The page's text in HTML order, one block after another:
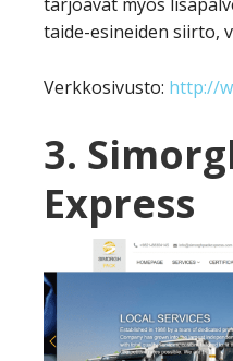
taide-esineiden siirto,
Verkkosivusto: http://
3.
Express